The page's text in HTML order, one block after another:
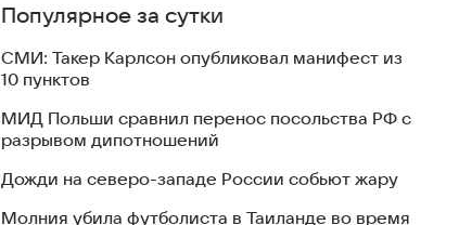
Популярное за сутки
СМИ: Такер Карлсон опубликовал манифест из
10 пунктов
МИД Польши сравнил перенос посольства РФ с
разрывом дипотношений
Дожди на северо-западе России собьют жару
Молния убила футболиста в Таиланде во время